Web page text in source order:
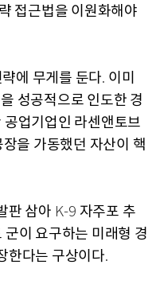
접근법을 이원화해야
에 무게를 둔다. 이미
성공적으로 인도한 경
공업기업인 라센앤토브
을 가동했던 자산이 핵
판 삼아 K-9 자주포 추
군이 요구하는 미래형 경
한다는 구상이다.